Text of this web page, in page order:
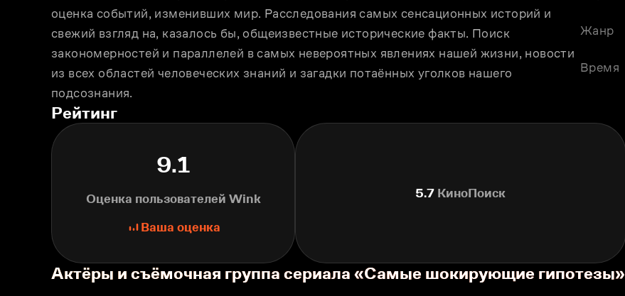
оценка событий, изменивших мир. Расследования самых сенсационных историй и
свежий взгляд на, казалось бы, общеизвестные исторические факты. Поиск
закономерностей и параллелей в самых невероятных явлениях нашей жизни, новости
из всех областей человеческих знаний и загадки потаённых уголков нашего
подсознания.
Жанр
Время
Рейтинг
9.1
Оценка пользователей Wink
Ваша оценка
5.7 КиноПоиск
Актёры и съёмочная группа сериала «Самые шокирующие гипотезы»